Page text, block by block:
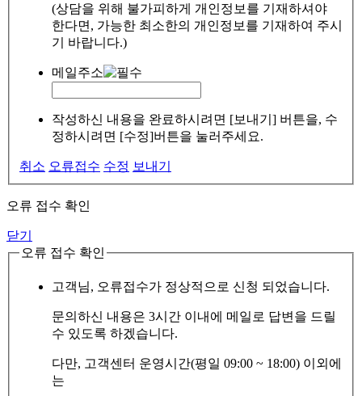
(상담을 위해 불가피하게 개인정보를 기재하셔야
한다면, 가능한 최소한의 개인정보를 기재하여 주시
기 바랍니다.)
메일주소
작성하신 내용을 완료하시려면 [보내기] 버튼을, 수
정하시려면 [수정]버튼을 눌러주세요.
취소 오류접수 수정 보내기
오류 접수 확인
닫기
오류 접수 확인
고객님, 오류접수가 정상적으로 신청 되었습니다.
문의하신 내용은 3시간 이내에 메일로 답변을 드릴
수 있도록 하겠습니다.
다만, 고객센터 운영시간(평일 09:00 ~ 18:00) 이외에
는